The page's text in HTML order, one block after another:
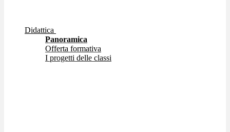
Didattica
Panoramica
Offerta formativa
I progetti delle classi